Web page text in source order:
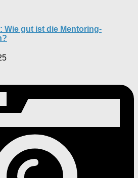
Wie gut ist die Mentoring-